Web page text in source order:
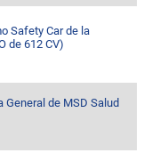
Safety Car de la
de 612 CV)
de MSD Salud